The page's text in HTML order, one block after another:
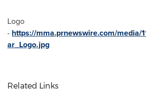
Logo
- https://mma.prnewswire.com/media/
ar_Logo.jpg
Related Links